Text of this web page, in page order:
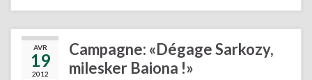
AVR
19
2012
Campagne: «Dégage Sarkozy,
milesker Baiona !»